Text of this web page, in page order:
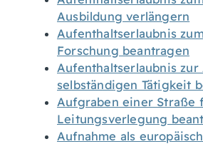
Ausbildung verlängern
Aufenthaltserlaubnis
Forschung beantragen
Aufenthaltserlaubnis zur
selbständigen Tätigkeit
Aufgraben einer Straße
Leitungsverlegung
Aufnahme als